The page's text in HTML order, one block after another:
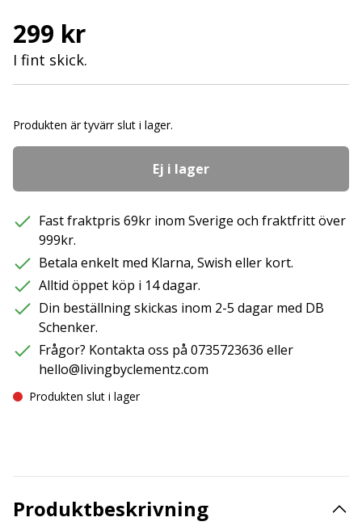
299 kr
I fint skick.
Produkten är tyvärr slut i lager.
Ej i lager
Fast fraktpris 69kr inom Sverige och fraktfritt över
999kr.
Betala enkelt med Klarna, Swish eller kort.
Alltid öppet köp i 14 dagar.
Din beställning skickas inom 2-5 dagar med DB
Schenker.
Frågor? Kontakta oss på 0735723636 eller
hello@livingbyclementz.com
Produkten slut i lager
Produktbeskrivning